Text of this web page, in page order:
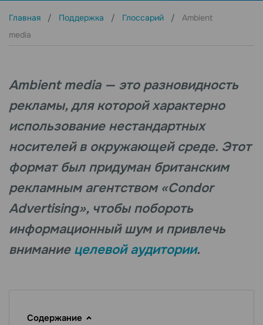
Главная Поддержка Глоссарий
Ambient
media
Ambient media — это разновидность
рекламы, для которой характерно
использование нестандартных
носителей в окружающей среде. Этот
формат был придуман британским
рекламным агентством «Condor
Advertising», чтобы побороть
информационный шум и привлечь
внимание целевой аудитории.
Содержание